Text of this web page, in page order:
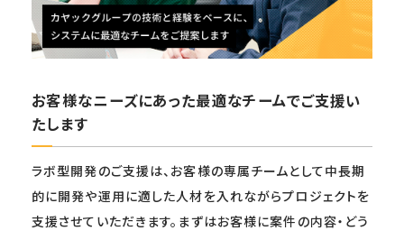
お客様なニーズにあった最適なチームでご支援い
たします
ラボ型開発のご支援は、お客様の専属チームとして中長期
的に開発や運用に適した人材を入れながらプロジェクトを
支援させていただきます。まずはお客様に案件の内容・どう